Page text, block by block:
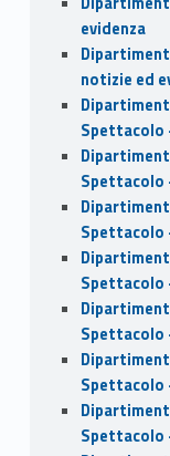
evidenza
notizie ed
Spettacolo
Spettacolo
Spettacolo
Spettacolo
Spettacolo
Spettacolo
Spettacolo